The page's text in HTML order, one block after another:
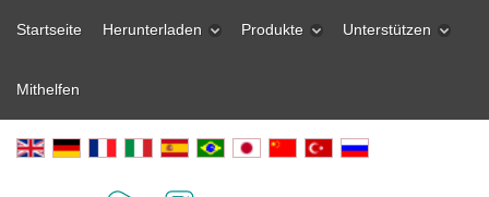
Startseite Herunterladen Produkte Unterstützen
Mithelfen